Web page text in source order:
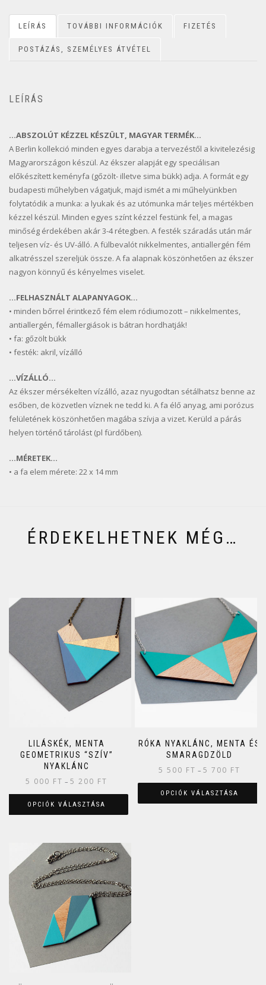
LEÍRÁS TOVÁBBI INFORMÁCIÓK FIZETÉS
POSTÁZÁS, SZEMÉLYES ÁTVÉTEL
LEÍRÁS
…ABSZOLÚT KÉZZEL KÉSZÜLT, MAGYAR TERMÉK…
A Berlin kollekció minden egyes darabja a tervezéstől a kivitelezésig
Magyarországon készül. Az ékszer alapját egy speciálisan
előkészített keményfa (gőzölt- illetve sima bükk) adja. A formát egy
budapesti műhelyben vágatjuk, majd ismét a mi műhelyünkben
folytatódik a munka: a lyukak és az utómunka már teljes mértékben
kézzel készül. Minden egyes színt kézzel festünk fel, a magas
minőség érdekében akár 3-4 rétegben. A festék száradás után már
teljesen víz- és UV-álló. A fülbevalót nikkelmentes, antiallergén fém
alkatrésszel szereljük össze. A fa alapnak köszönhetően az ékszer
nagyon könnyű és kényelmes viselet.
…FELHASZNÁLT ALAPANYAGOK…
• minden bőrrel érintkező fém elem ródiumozott – nikkelmentes,
antiallergén, fémallergiások is bátran hordhatják!
• fa: gőzölt bükk
• festék: akril, vízálló
…VÍZÁLLÓ…
Az ékszer mérsékelten vízálló, azaz nyugodtan sétálhatsz benne az
esőben, de közvetlen víznek ne tedd ki. A fa élő anyag, ami porózus
felületének köszönhetően magába szívja a vizet. Kerüld a párás
helyen történő tárolást (pl fürdőben).
…MÉRETEK…
• a fa elem mérete: 22 x 14 mm
ÉRDEKELHETNEK MÉG…
LILÁSKÉK, MENTA
GEOMETRIKUS “SZÍV”
NYAKLÁNC
5 000 FT – 5 200 FT
OPCIÓK VÁLASZTÁSA
RÓKA NYAKLÁNC, MENTA ÉS
SMARAGDZÖLD
5 500 FT – 5 700 FT
OPCIÓK VÁLASZTÁSA